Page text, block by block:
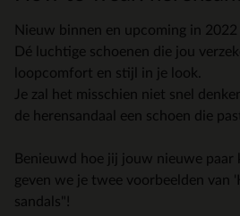
Nieuw binnen en upcoming in 2022
Dé luchtige schoenen die jou
loopcomfort en stijl in je look.
Je zal het misschien niet snel
de herensandaal een schoen die
Benieuwd hoe jij jouw nieuwe
geven we je twee voorbeelden van
sandals"!